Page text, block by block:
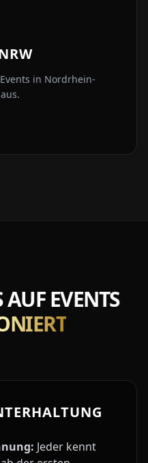
in Nordrhein-
EVENTS
Jeder kennt